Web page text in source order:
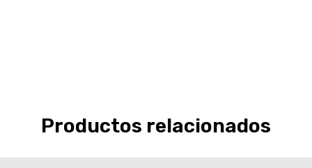
Productos relacionados